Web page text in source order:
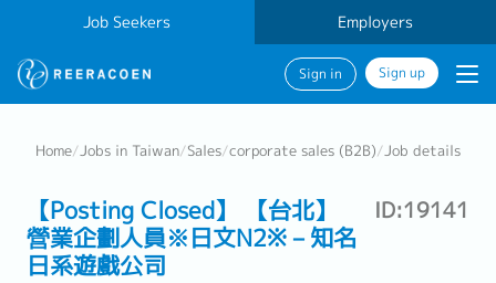
Job Seekers Employers
Sign in Sign up
Home/Jobs in Taiwan/Sales/corporate sales (B2B)/Job details
【Posting Closed】 【台北】
營業企劃人員※日文N2※－知名
日系遊戲公司
ID:19141